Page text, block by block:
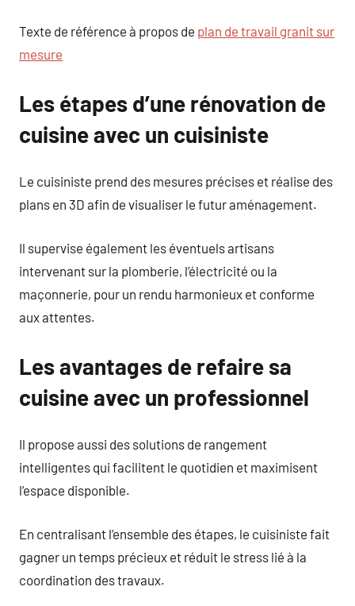
Texte de référence à propos de plan de travail granit sur
mesure
Les étapes d’une rénovation de
cuisine avec un cuisiniste
Le cuisiniste prend des mesures précises et réalise des
plans en 3D afin de visualiser le futur aménagement.
Il supervise également les éventuels artisans
intervenant sur la plomberie, l’électricité ou la
maçonnerie, pour un rendu harmonieux et conforme
aux attentes.
Les avantages de refaire sa
cuisine avec un professionnel
Il propose aussi des solutions de rangement
intelligentes qui facilitent le quotidien et maximisent
l’espace disponible.
En centralisant l’ensemble des étapes, le cuisiniste fait
gagner un temps précieux et réduit le stress lié à la
coordination des travaux.